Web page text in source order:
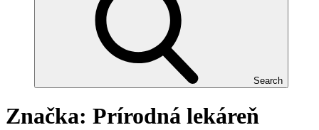
Search
Značka: Prírodná lekáreň